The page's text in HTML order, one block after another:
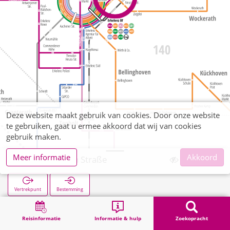
Reisinformatie Informatie & hulp Zoekopracht
Anton-Heinen Straße
Vertrekpunt Bestemming
Zoekopracht
Deze website maakt gebruik van cookies. Door onze website
te gebruiken, gaat u ermee akkoord dat wij van cookies
gebruik maken.
Meer informatie
Akkoord